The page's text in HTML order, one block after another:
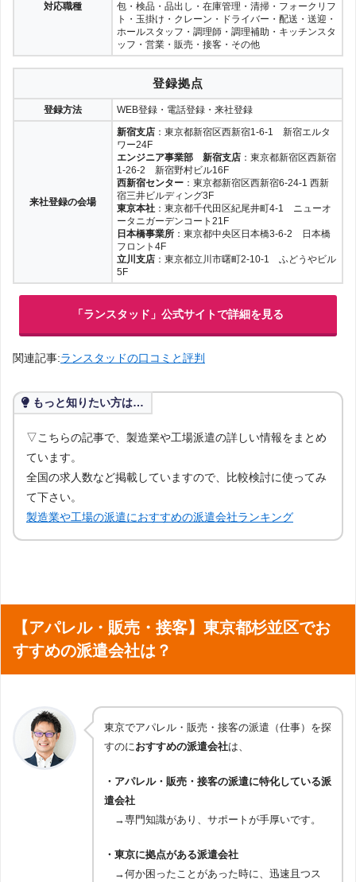
対応職種
包・検品・品出し・在庫管理・清掃・フォークリフ
ト・玉掛け・クレーン・ドライバー・配送・送迎・
ホールスタッフ・調理師・調理補助・キッチンスタ
ッフ・営業・販売・接客・その他
登録拠点
登録方法 WEB登録・電話登録・来社登録
来社登録の会場
新宿支店 ：東京都新宿区西新宿1-6-1 新宿エルタ
ワー24F
エンジニア事業部 新宿支店 ：東京都新宿区西新宿
1-26-2 新宿野村ビル16F
西新宿センター ：東京都新宿区西新宿6-24-1 西新
宿三井ビルディング3F
東京本社 ：東京都千代田区紀尾井町4-1 ニューオ
ータニガーデンコート21F
日本橋事業所 ：東京都中央区日本橋3-6-2 日本橋
フロント4F
立川支店 ：東京都立川市曙町2-10-1 ふどうやビル
5F
「ランスタッド」公式サイトで詳細を見る
関連記事:ランスタッドの口コミと評判
もっと知りたい方は…
▽こちらの記事で、製造業や工場派遣の詳しい情報をまとめ
ています。
全国の求人数など掲載していますので、比較検討に使ってみ
て下さい。
製造業や工場の派遣におすすめの派遣会社ランキング
【アパレル・販売・接客】東京都杉並区でお
すすめの派遣会社は？
東京でアパレル・販売・接客の派遣（仕事）を探
すのにおすすめの派遣会社は、
・アパレル・販売・接客の派遣に特化している派
遣会社
→専門知識があり、サポートが手厚いです。
・東京に拠点がある派遣会社
→何か困ったことがあった時に、迅速且つス